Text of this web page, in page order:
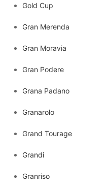
Gold Cup
Gran Merenda
Gran Moravia
Gran Podere
Grana Padano
Granarolo
Grand Tourage
Grandi
Granriso